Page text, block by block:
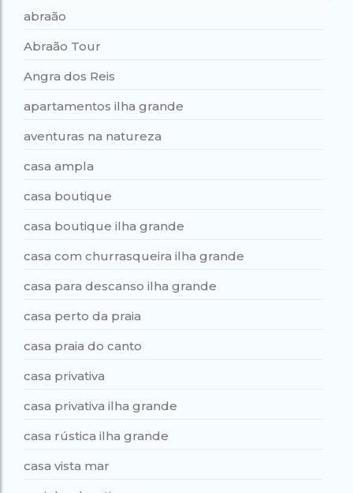
abraão
Abraão Tour
Angra dos Reis
apartamentos ilha grande
aventuras na natureza
casa ampla
casa boutique
casa boutique ilha grande
casa com churrasqueira ilha grande
casa para descanso ilha grande
casa perto da praia
casa praia do canto
casa privativa
casa privativa ilha grande
casa rústica ilha grande
casa vista mar